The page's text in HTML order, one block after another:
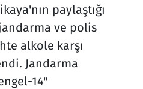
paylaştığı
ve polis
alkole karşı
Jandarma
14"